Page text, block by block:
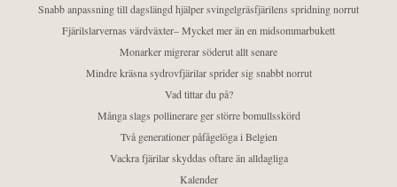
Snabb anpassning till dagslängd hjälper svingelgräsfjärilens spridning norrut
Fjärilslarvernas värdväxter– Mycket mer än en midsommarbukett
Monarker migrerar söderut allt senare
Mindre kräsna sydrovfjärilar sprider sig snabbt norrut
Vad tittar du på?
Många slags pollinerare ger större bomullsskörd
Två generationer påfågelöga i Belgien
Vackra fjärilar skyddas oftare än alldagliga
Kalender